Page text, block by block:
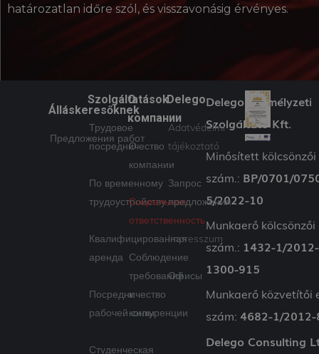
határozatlan időre szól, és visszavonásig érvényes.
Álláskeresőknek
Предложения работ
Szolgáltatások
Трудовое
посредничество
По временному
трудоустройству
Квалифицированная
аренда
Посредничество
рабочей силы
Студенческая
О
компании
О
компании
Социальная
ответственность
Соблюдение
требований
к
конкуренции
Delego
Adatvédelmi
tájékoztató
Запрос
предложения
Impresszum
Офисы
Delego Személyzeti
Szolgáltató Kft.
Minősített kölcsönzői
szám.: BP/0701/
5/2022-10
Munkaerő kölcsönzői
szám.: 1432-1/2012-
1300-915
Munkaerő közvetítői
szám: 4682-1/
Delego Consulting